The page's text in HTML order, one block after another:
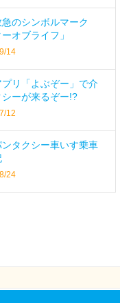
のシンボルマーク
ーオブライフ」
14
リ「よぶぞー」で介
ーが来るぞー!?
12
ンタクシー車いす乗車
24